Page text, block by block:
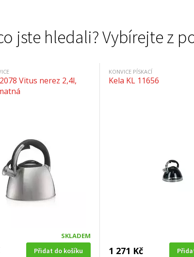
jste hledali? Vybírejte z
Vitus nerez 2,4l,
SKLADEM
Přidat do košíku
KONVICE PÍSKACÍ
Kela KL 11656
1 271 Kč